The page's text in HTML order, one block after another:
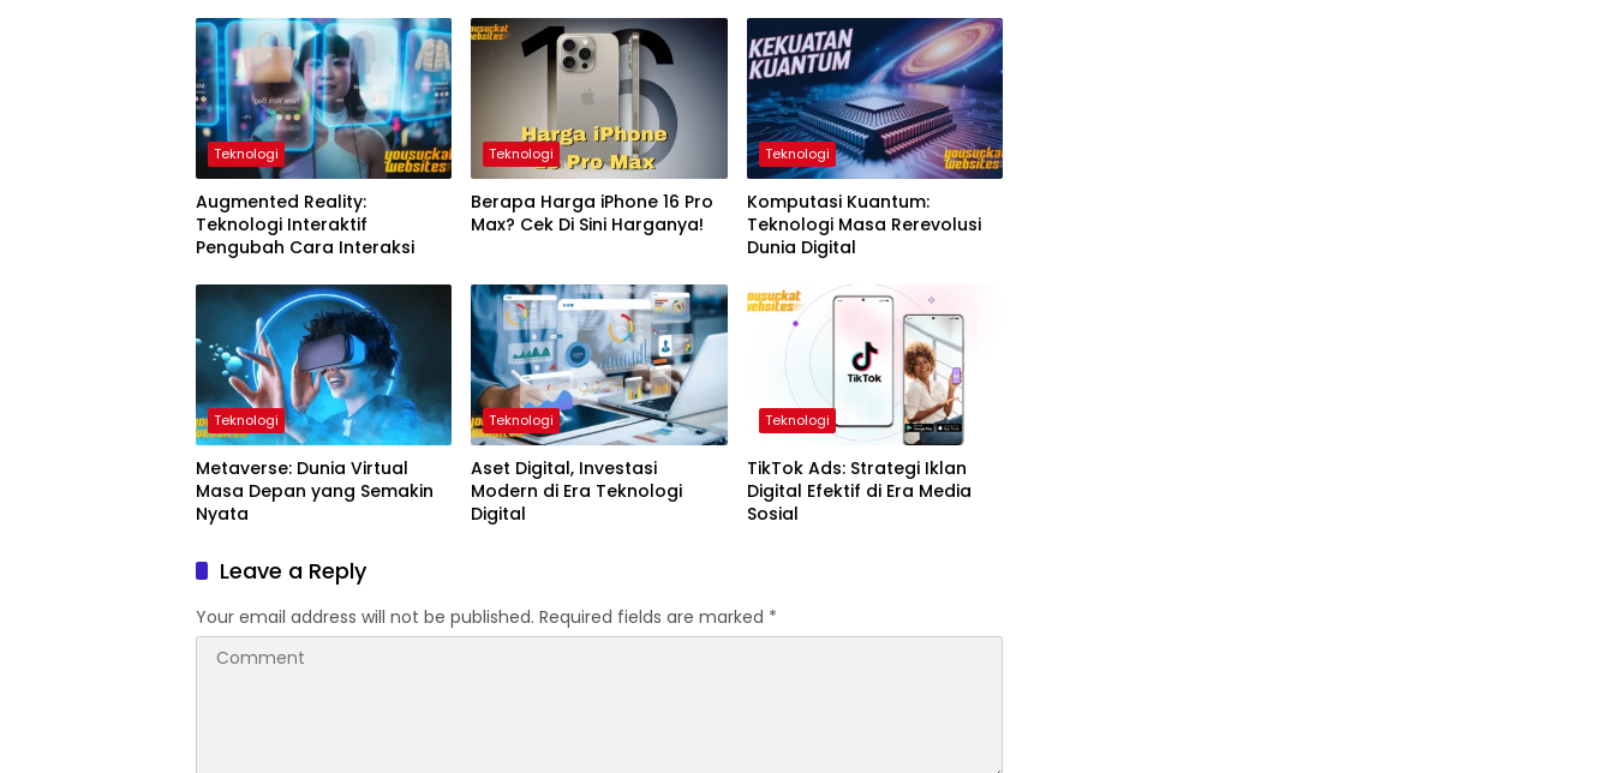
Teknologi
Augmented Reality:
Teknologi Interaktif
Pengubah Cara Interaksi
Teknologi
Berapa Harga iPhone 16 Pro
Max? Cek Di Sini Harganya!
Teknologi
Komputasi Kuantum:
Teknologi Masa Rerevolusi
Dunia Digital
Teknologi
Metaverse: Dunia Virtual
Masa Depan yang Semakin
Nyata
Teknologi
Aset Digital, Investasi
Modern di Era Teknologi
Digital
Teknologi
TikTok Ads: Strategi Iklan
Digital Efektif di Era Media
Sosial
Leave a Reply
Your email address will not be published. Required fields are marked *